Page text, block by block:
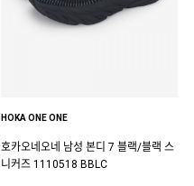
HOKA ONE ONE
호카오네오네 남성 본디 7 블랙/블랙 스
니커즈 1110518 BBLC